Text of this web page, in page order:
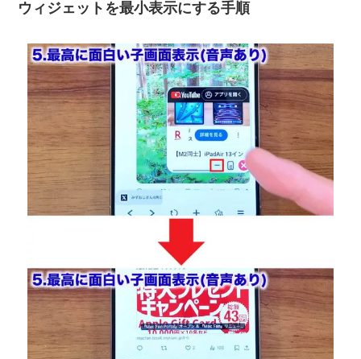
ウィジェットを最小表示にする手順